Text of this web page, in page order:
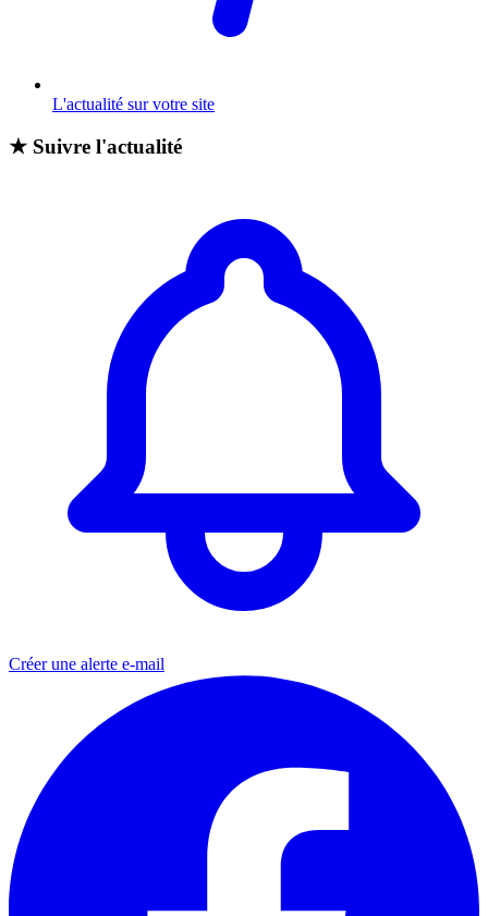
L'actualité sur votre site
★ Suivre l'actualité
Créer une alerte e-mail